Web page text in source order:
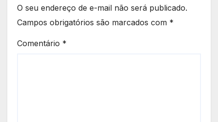
O seu endereço de e-mail não será publicado.
Campos obrigatórios são marcados com *
Comentário *